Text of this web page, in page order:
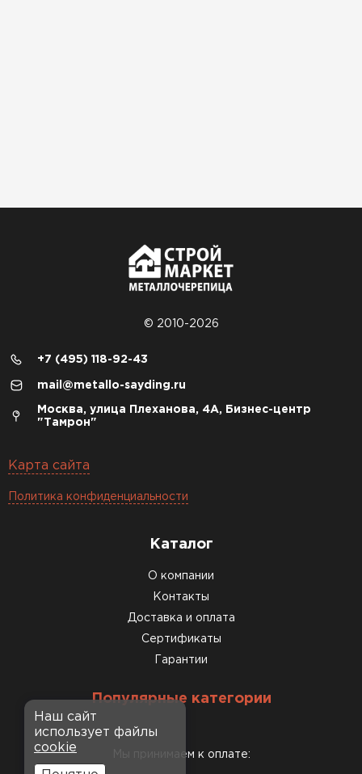
© 2010-2026
+7 (495) 118-92-43
mail@metallo-sayding.ru
Москва, улица Плеханова, 4А, Бизнес-центр
"Тамрон"
Карта сайта
Политика конфиденциальности
Каталог
О компании
Контакты
Доставка и оплата
Сертификаты
Гарантии
Популярные категории
Мы принимаем к оплате:
Наш сайт
использует файлы
cookie